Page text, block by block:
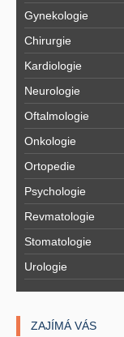
Gynekologie
Chirurgie
Kardiologie
Neurologie
Oftalmologie
Onkologie
Ortopedie
Psychologie
Revmatologie
Stomatologie
Urologie
ZAJÍMÁ VÁS